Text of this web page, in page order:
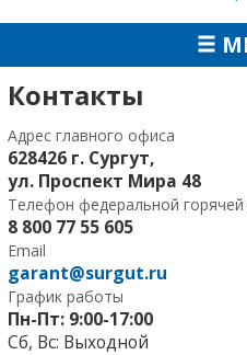
Контакты
Адрес главного офиса
628426 г. Сургут,
ул. Проспект Мира 48
Телефон федеральной горячей
8 800 77 55 605
Email
garant@surgut.ru
График работы
Пн-Пт: 9:00-17:00
Сб, Вс: Выходной